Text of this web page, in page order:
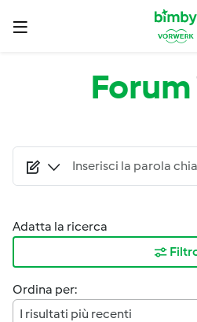
Salta al contenuto principale
Forum
Adatta la ricerca
Ordina per:
I risultati più recenti